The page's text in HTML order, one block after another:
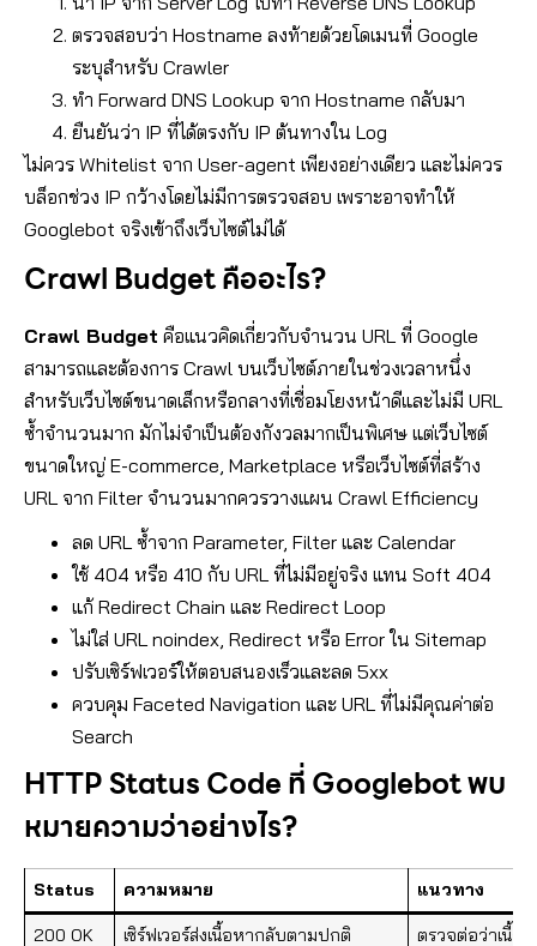
ตรวจสอบว่า Hostname ลงท้ายด้วยโดเมนที่ Google
ระบุสำหรับ Crawler
ทำ Forward DNS Lookup จาก Hostname กลับมา
ยืนยันว่า IP ที่ได้ตรงกับ IP ต้นทางใน Log
ไม่ควร Whitelist จาก User-agent เพียงอย่างเดียว และไม่ควร
บล็อกช่วง IP กว้างโดยไม่มีการตรวจสอบ เพราะอาจทำให้
Googlebot จริงเข้าถึงเว็บไซต์ไม่ได้
Crawl Budget คืออะไร?
Crawl Budget คือแนวคิดเกี่ยวกับจำนวน URL ที่ Google
สามารถและต้องการ Crawl บนเว็บไซต์ภายในช่วงเวลาหนึ่ง
สำหรับเว็บไซต์ขนาดเล็กหรือกลางที่เชื่อมโยงหน้าดีและไม่มี URL
ซ้ำจำนวนมาก มักไม่จำเป็นต้องกังวลมากเป็นพิเศษ แต่เว็บไซต์
ขนาดใหญ่ E-commerce, Marketplace หรือเว็บไซต์ที่สร้าง
URL จาก Filter จำนวนมากควรวางแผน Crawl Efficiency
ลด URL ซ้ำจาก Parameter, Filter และ Calendar
ใช้ 404 หรือ 410 กับ URL ที่ไม่มีอยู่จริง แทน Soft 404
แก้ Redirect Chain และ Redirect Loop
ไม่ใส่ URL noindex, Redirect หรือ Error ใน Sitemap
ปรับเซิร์ฟเวอร์ให้ตอบสนองเร็วและลด 5xx
ควบคุม Faceted Navigation และ URL ที่ไม่มีคุณค่าต่อ
Search
HTTP Status Code ที่ Googlebot พบ
หมายความว่าอย่างไร?
Status ความหมาย แนวทาง
200 OK เซิร์ฟเวอร์ส่งเนื้อหากลับตามปกติ ตรวจต่อว่าเนื้อ